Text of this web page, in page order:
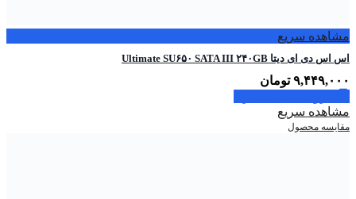
مشاهده سریع
اس اس دی ای دیتا Ultimate SU۶۵۰ SATA III ۲۴۰GB
۹,۴۴۹,۰۰۰ تومان
مشاهده سریع
مقایسه محصول